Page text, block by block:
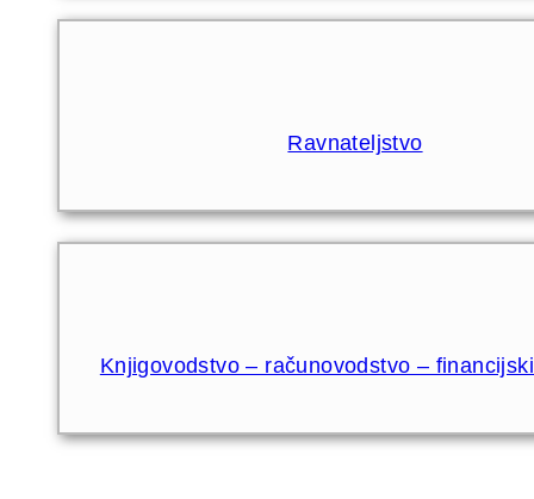
Ravnateljstvo
Knjigovodstvo – računovodstvo –